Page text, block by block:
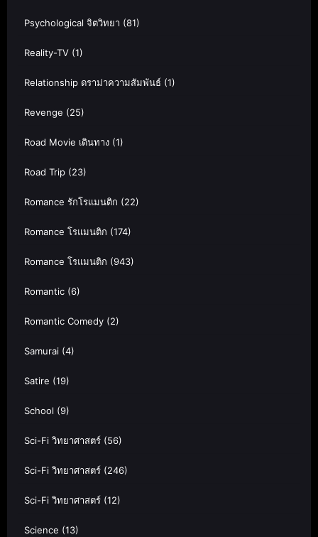
Psychological จิตวิทยา (81)
Reality-TV (1)
Relationship ดราม่าความสัมพันธ์ (1)
Revenge (25)
Road Movie เดินทาง (1)
Road Trip (23)
Romance รักโรแมนติก (22)
Romance โรแมนติก (174)
Romance โรแมนติก (943)
Romantic (6)
Romantic Comedy (2)
Samurai (4)
Satire (19)
School (9)
Sci-Fi วิทยาศาสตร์ (56)
Sci-Fi วิทยาศาสตร์ (246)
Sci-Fi วิทยาศาสตร์ (12)
Science (13)